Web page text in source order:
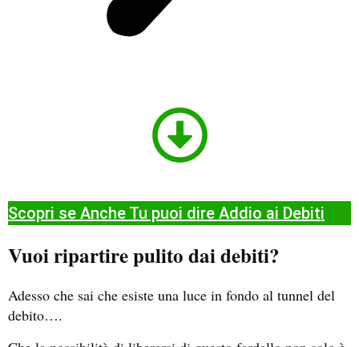
Scopri se Anche Tu puoi dire Addio ai Debiti​
Vuoi ripartire pulito dai debiti?
Adesso che sai che esiste una luce in fondo al tunnel del
debito….